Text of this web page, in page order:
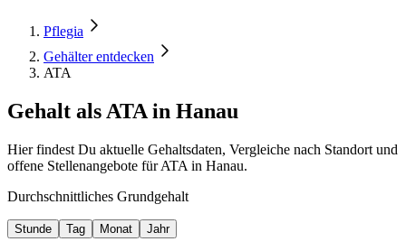
Pflegia
Gehälter entdecken
ATA
Gehalt als ATA in Hanau
Hier findest Du aktuelle Gehaltsdaten, Vergleiche nach Standort und
offene Stellenangebote für ATA in Hanau.
Durchschnittliches Grundgehalt
Stunde Tag Monat Jahr